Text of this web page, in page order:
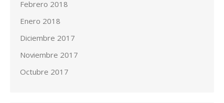
Febrero 2018
Enero 2018
Diciembre 2017
Noviembre 2017
Octubre 2017